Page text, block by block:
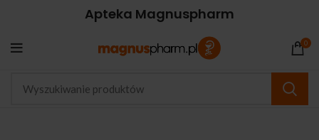
Apteka Magnuspharm
0